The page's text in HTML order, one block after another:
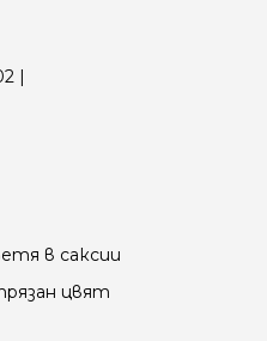
|
в саксии
цвят